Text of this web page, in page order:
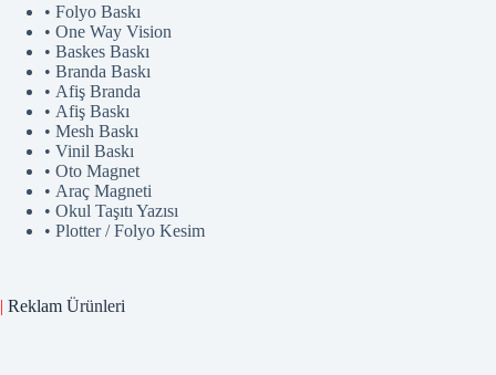
• Folyo Baskı
• One Way Vision
• Baskes Baskı
• Branda Baskı
• Afiş Branda
• Afiş Baskı
• Mesh Baskı
• Vinil Baskı
• Oto Magnet
• Araç Magneti
• Okul Taşıtı Yazısı
• Plotter / Folyo Kesim
| Reklam Ürünleri